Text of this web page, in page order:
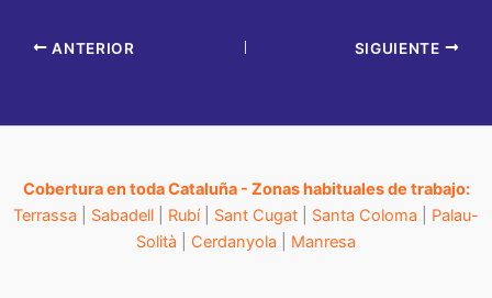
ANTERIOR SIGUIENTE
Cobertura en toda Cataluña - Zonas habituales de trabajo:
Terrassa
Sabadell Rubí| Sant Cugat Santa Coloma
Palau-
Solità
Cerdanyola Manresa